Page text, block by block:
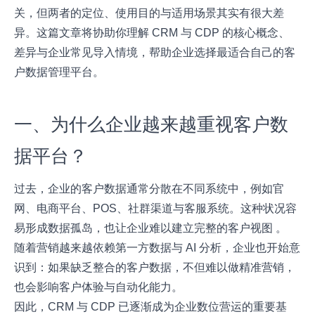
关，但两者的定位、使用目的与适用场景其实有很大差
异。这篇文章将协助你理解 CRM 与 CDP 的核心概念、
差异与企业常见导入情境，帮助企业选择最适合自己的客
户数据管理平台。
一、为什么企业越来越重视客户数
据平台？
过去，企业的客户数据通常分散在不同系统中，例如官
网、电商平台、POS、社群渠道与客服系统。这种状况容
易形成数据孤岛，也让企业难以建立完整的客户视图 。
随着营销越来越依赖第一方数据与 AI 分析，企业也开始意
识到：如果缺乏整合的客户数据，不但难以做精准营销，
也会影响客户体验与自动化能力。
因此，CRM 与 CDP 已逐渐成为企业数位营运的重要基